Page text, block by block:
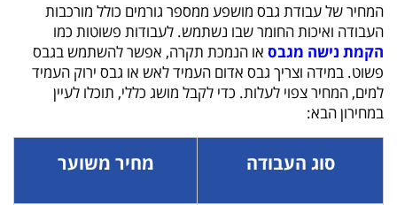
המחיר של עבודת גבס מושפע ממספר גורמים כולל מורכבות
העבודה ואיכות החומר שבו נשתמש. לעבודות פשוטות כמו
הקמת נישה מגבס או הנמכת תקרה, אפשר להשתמש בגבס
פשוט. במידה וצריך גבס אדום העמיד לאש או גבס ירוק העמיד
למים, המחיר צפוי לעלות. כדי לקבל מושג כללי, תוכלו לעיין
במחירון הבא:
סוג העבודה מחיר משוער